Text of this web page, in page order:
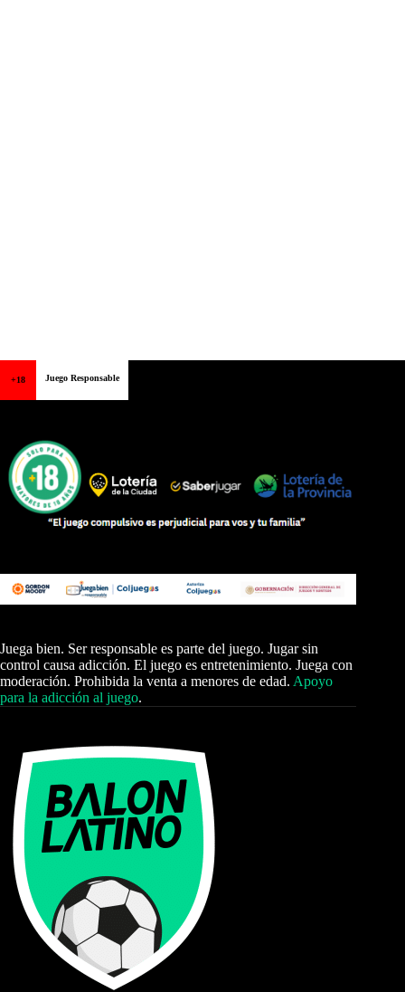
+18 Juego Responsable
Juega bien. Ser responsable es parte del juego. Jugar sin
control causa adicción. El juego es entretenimiento. Juega con
moderación. Prohibida la venta a menores de edad. Apoyo
para la adicción al juego.